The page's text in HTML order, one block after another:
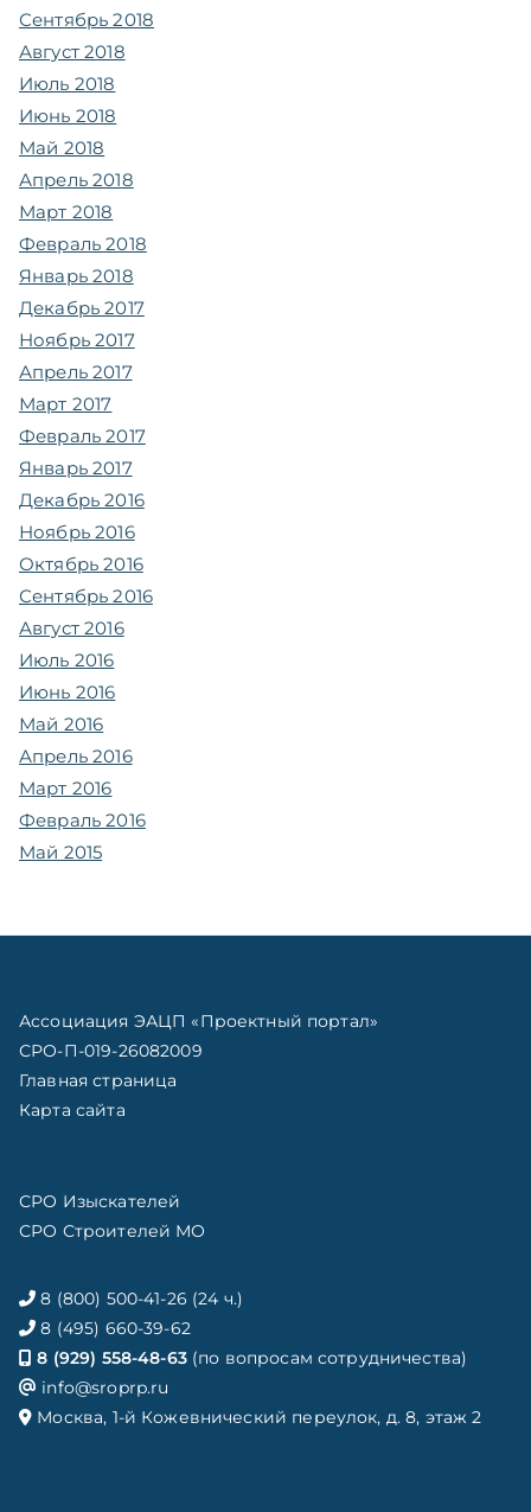
Сентябрь 2018
Август 2018
Июль 2018
Июнь 2018
Май 2018
Апрель 2018
Март 2018
Февраль 2018
Январь 2018
Декабрь 2017
Ноябрь 2017
Апрель 2017
Март 2017
Февраль 2017
Январь 2017
Декабрь 2016
Ноябрь 2016
Октябрь 2016
Сентябрь 2016
Август 2016
Июль 2016
Июнь 2016
Май 2016
Апрель 2016
Март 2016
Февраль 2016
Май 2015
Ассоциация ЭАЦП «Проектный портал»
СРО-П-019-26082009
Главная страница
Карта сайта
СРО Изыскателей
СРО Строителей МО
8 (800) 500-41-26 (24 ч.)
8 (495) 660-39-62
8 (929) 558-48-63(по вопросам сотрудничества)
info@sroprp.ru
Москва, 1-й Кожевнический переулок, д. 8, этаж 2